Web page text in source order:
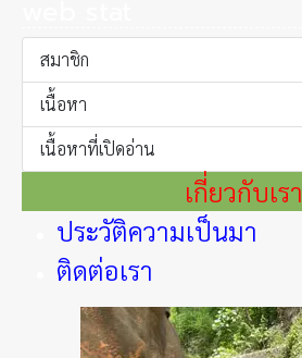
สมาชิก
เนื้อหา
เนื้อหาที่เปิดอ่าน
เกี่ยวกับเรา
ประวัติความเป็นมา
ติดต่อเรา